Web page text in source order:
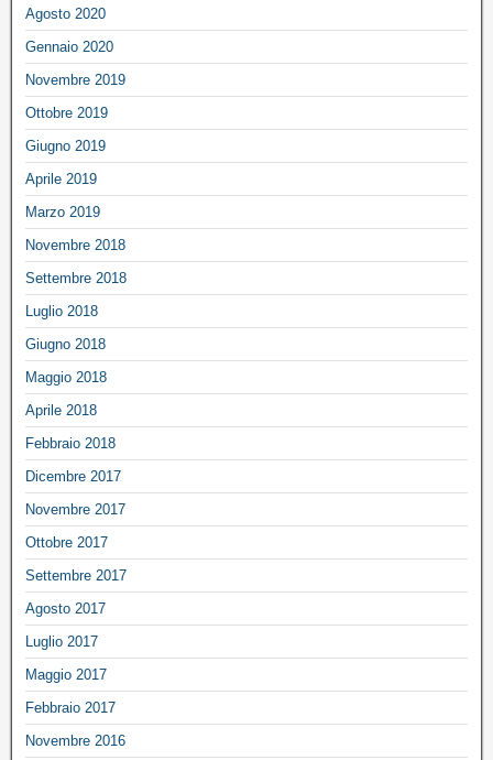
Agosto 2020
Gennaio 2020
Novembre 2019
Ottobre 2019
Giugno 2019
Aprile 2019
Marzo 2019
Novembre 2018
Settembre 2018
Luglio 2018
Giugno 2018
Maggio 2018
Aprile 2018
Febbraio 2018
Dicembre 2017
Novembre 2017
Ottobre 2017
Settembre 2017
Agosto 2017
Luglio 2017
Maggio 2017
Febbraio 2017
Novembre 2016